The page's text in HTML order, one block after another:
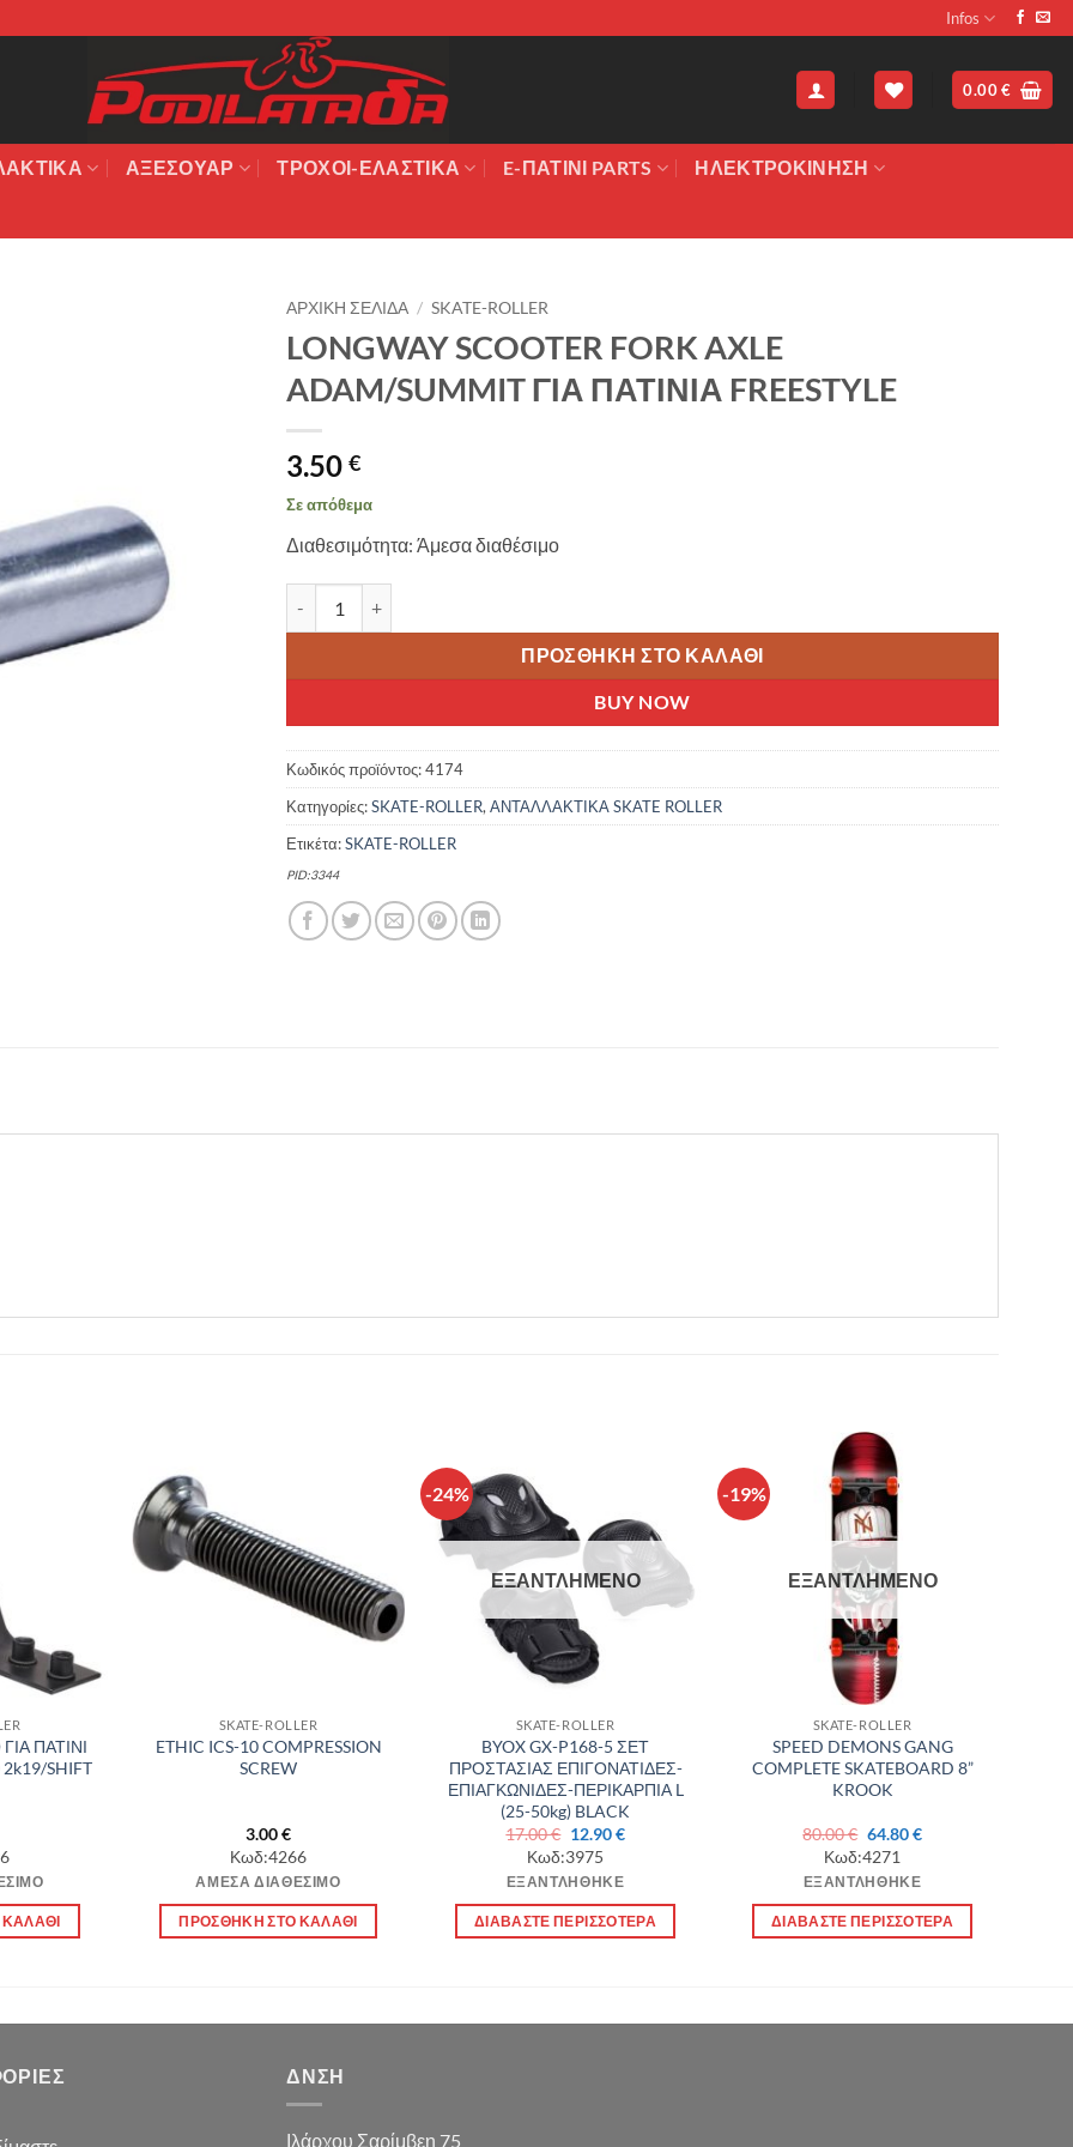
Infos
0.00€
ΑΞΕΣΟΥΆΡ ΤΡΟΧΟΙ-ΕΛΑΣΤΙΚΑ E-ΠΑΤΙΝΙ PARTS ΗΛΕΚΤΡΟΚΙΝΗΣΗ
ΑΡΧΙΚΉ ΣΕΛΊΔΑ / SKATE-ROLLER
LONGWAY SCOOTER FORK AXLE
ADAM/SUMMIT ΓΙΑ ΠΑΤΙΝΙΑ FREESTYLE
3.50 €
Σε απόθεμα
Διαθεσιμότητα: Άμεσα διαθέσιμο
ΠΡΟΣΘΉΚΗ ΣΤΟ ΚΑΛΆΘΙ
BUY NOW
Κωδικός προϊόντος:4174
Κατηγορίες:SKATE-ROLLER,ΑΝΤΑΛΛΑΚΤΙΚΑ SKATE ROLLER
Ετικέτα:SKATE-ROLLER
PID:3344
ΠΑΤΙΝΙ
2k19/SHIFT
SKATE-ROLLER
ETHIC ICS-10 COMPRESSION
SCREW
3.00€
Κωδ:4266
ΆΜΕΣΑ ΔΙΑΘΈΣΙΜΟ
ΠΡΟΣΘΉΚΗ ΣΤΟ ΚΑΛΆΘΙ
-24%
επιθυμιών
ΕΞΑΝΤΛΗΜΈΝΟ
SKATE-ROLLER
BYOX GX-P168-5 ΣΕΤ
ΠΡΟΣΤΑΣΙΑΣ ΕΠΙΓΟΝΑΤΙΔΕΣ-
ΕΠΙΑΓΚΩΝΙΔΕΣ-ΠΕΡΙΚΑΡΠΙΑ L
(25-50kg) BLACK
17.00€ Original
price
was:
17.00 €.
12.90€Η
είναι:
12.90 €.
Κωδ:3975
ΕΞΑΝΤΛΉΘΗΚΕ
ΔΙΑΒΆΣΤΕ ΠΕΡΙΣΣΌΤΕΡΑ
-19%
ΕΞΑΝΤΛΗΜΈΝΟ
SKATE-ROLLER
SPEED DEMONS GANG
COMPLETE SKATEBOARD 8”
KROOK
80.00€ Original
price
was:
80.00 €.
64.80€Η
είναι:
64.80 €.
Κωδ:4271
ΕΞΑΝΤΛΉΘΗΚΕ
ΔΙΑΒΆΣΤΕ ΠΕΡΙΣΣΌΤΕΡΑ
ΔΝΣΗ
Ιλάρχου Σαρίμβεη 75